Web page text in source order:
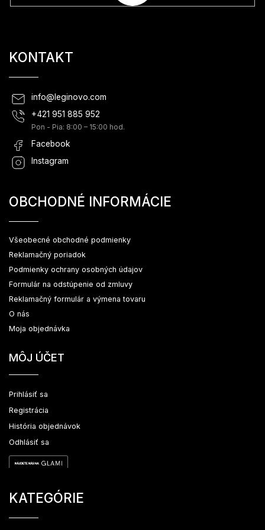
KONTAKT
info@ leginovo.com
+421 951 885 952
Pon - Pia: 8:00 – 15:00 hod.
Facebook
Instagram
OBCHODNÉ INFORMÁCIE
Všeobecné obchodné podmienky
Reklamačný poriadok
Podmienky ochrany osobných údajov
Formulár na odstúpenie od zmluvy
Reklamačný formulár a výmena tovaru
O nás
Moja objednávka
MÔJ ÚČET
Prihlásiť sa
Registrácia
História objednávok
Odhlásiť sa
KATEGÓRIE